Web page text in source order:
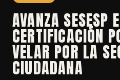
AVANZA SESESP
CERTIFICACIÓN
VELAR POR LA
CIUDADANA